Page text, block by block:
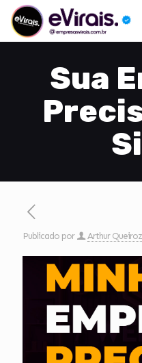
Sua
Publicado por Arthur Queiroz